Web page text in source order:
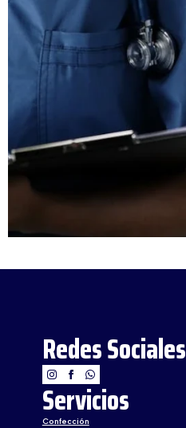
Redes Sociales
Servicios
Confección